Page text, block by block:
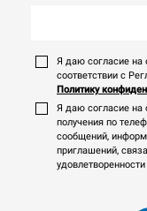
Я даю согласие на
соответствии с
Политику
Я даю согласие на
получения по
сообщений,
приглашений,